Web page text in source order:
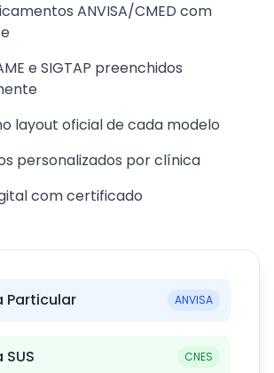
ANVISA/CMED com
e SIGTAP preenchidos
layout oficial de cada modelo
personalizados por clínica
com certificado
Particular ANVISA
CNES